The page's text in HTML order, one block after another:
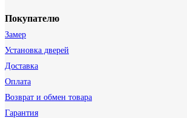
Покупателю
Замер
Установка дверей
Доставка
Оплата
Возврат и обмен товара
Гарантия